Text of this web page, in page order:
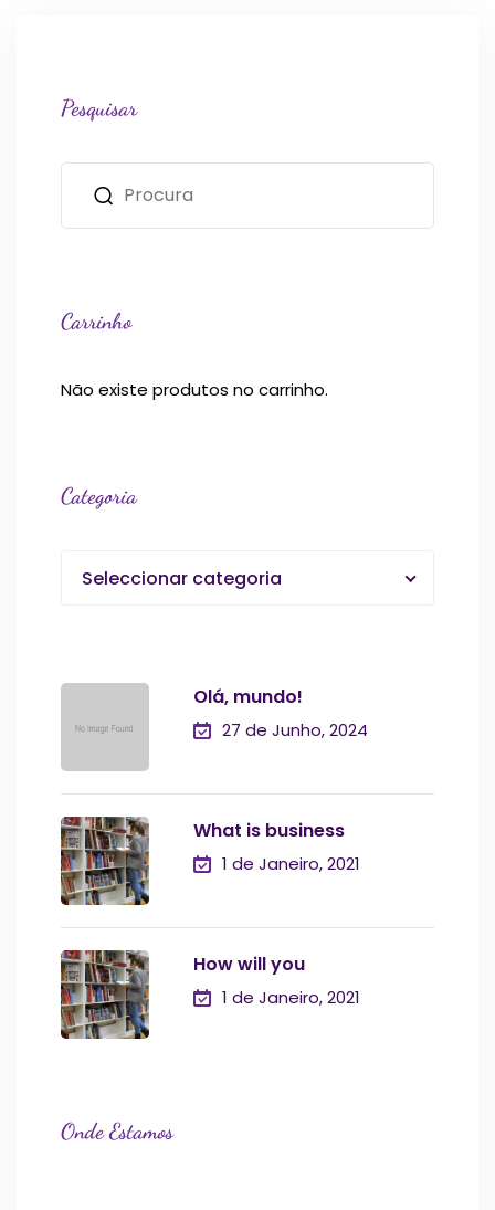
Pesquisar
Carrinho
Não existe produtos no carrinho.
Categoria
Seleccionar categoria
Olá, mundo!
27 de Junho, 2024
What is business
1 de Janeiro, 2021
How will you
1 de Janeiro, 2021
Onde Estamos